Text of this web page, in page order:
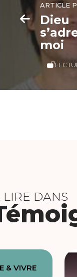
ARTICLE
Dieu
moi
LIRE DANS
& VIVRE